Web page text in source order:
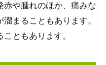
赤や腫れのほか、痛みな
まることもあります。
ともあります。